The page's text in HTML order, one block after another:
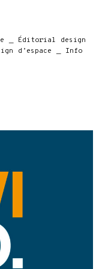
_ Éditorial design
d’espace
_ Info